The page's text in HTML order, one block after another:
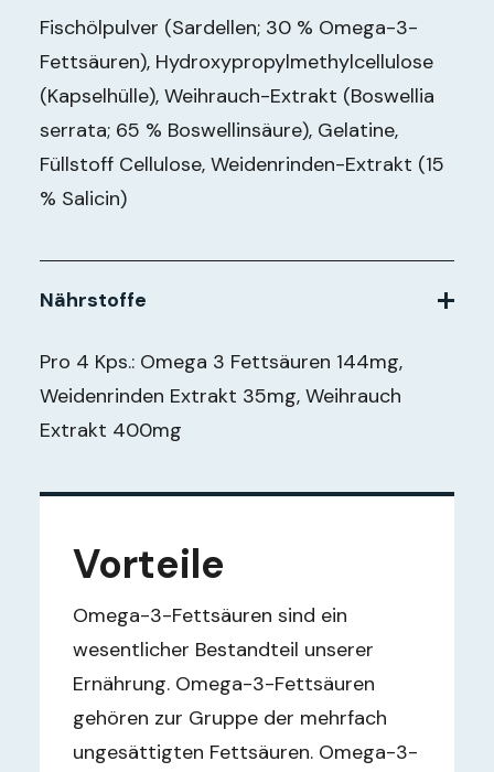
Fischölpulver (Sardellen; 30 % Omega-3-
Fettsäuren), Hydroxypropylmethylcellulose
(Kapselhülle), Weihrauch-Extrakt (Boswellia
serrata; 65 % Boswellinsäure), Gelatine,
Füllstoff Cellulose, Weidenrinden-Extrakt (15
% Salicin)
Nährstoffe
Pro 4 Kps.: Omega 3 Fettsäuren 144mg,
Weidenrinden Extrakt 35mg, Weihrauch
Extrakt 400mg
Vorteile
Omega-3-Fettsäuren sind ein
wesentlicher Bestandteil unserer
Ernährung. Omega-3-Fettsäuren
gehören zur Gruppe der mehrfach
ungesättigten Fettsäuren. Omega-3-